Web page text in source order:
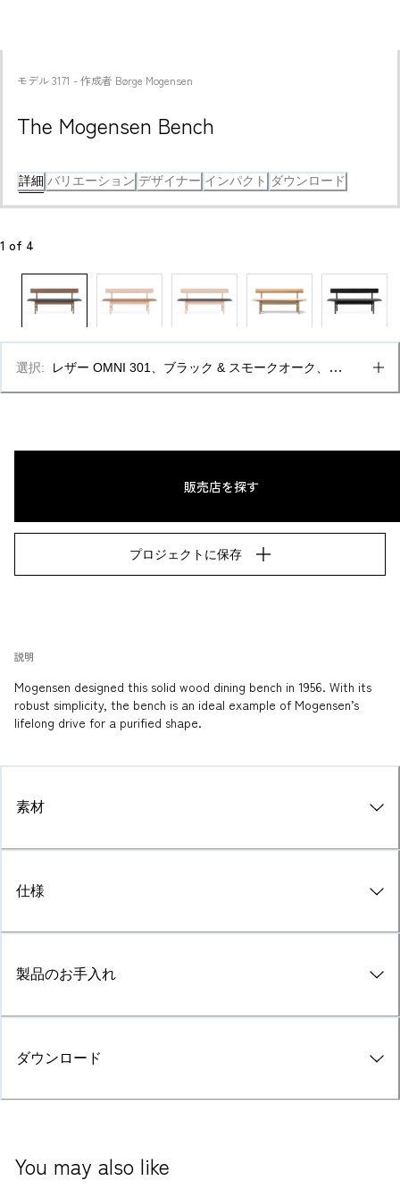
モデル3171 - 作成者 Børge Mogensen
The Mogensen Bench
詳細 バリエーション デザイナー インパクト ダウンロード
1 of 4
説明
Mogensen designed this solid wood dining bench in 1956. With its
robust simplicity, the bench is an ideal example of Mogensen’s
lifelong drive for a purified shape.
選択:
レザー OMNI 301、ブラック & スモークオーク、オ
販売店を探す
プロジェクトに保存
素材
仕様
製品のお手入れ
ダウンロード
You may also like